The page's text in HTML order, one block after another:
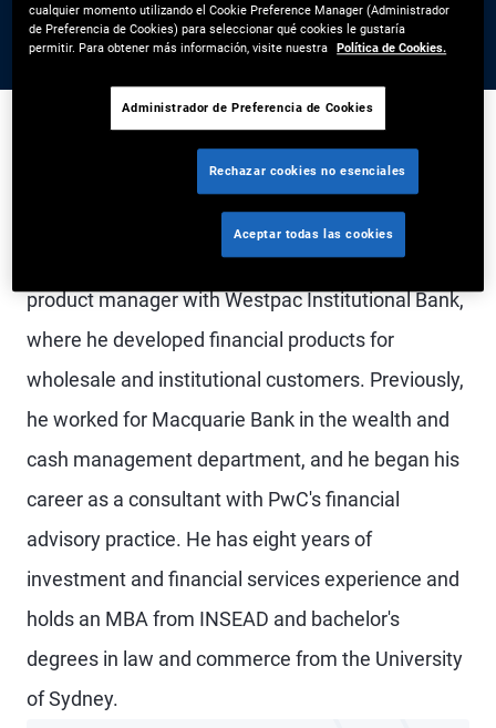
Mr. Zhong is an account manager on the global
wealth management team in the Sydney office.
Prior to joining PIMCO in 2024, Mr. Zhong was a
product manager with Westpac Institutional Bank,
where he developed financial products for
wholesale and institutional customers. Previously,
he worked for Macquarie Bank in the wealth and
cash management department, and he began his
career as a consultant with PwC's financial
advisory practice. He has eight years of
investment and financial services experience and
holds an MBA from INSEAD and bachelor's
degrees in law and commerce from the University
of Sydney.
cualquier momento utilizando el Cookie Preference Manager (Administrador
de Preferencia de Cookies) para seleccionar qué cookies le gustaría
permitir. Para obtener más información, visite nuestra Política de Cookies.
Administrador de Preferencia de Cookies
Rechazar cookies no esenciales
Aceptar todas las cookies